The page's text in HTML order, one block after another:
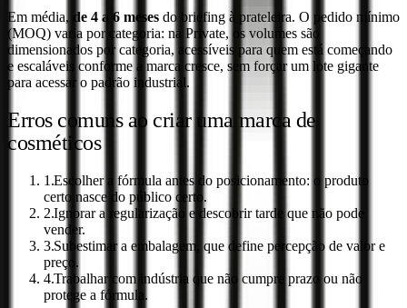
Em média, de 4 a 6 meses do briefing à prateleira. O pedido mínimo
(MOQ) varia por categoria: na Private, os volumes são
dimensionados por categoria, acessíveis para quem está começando
e escaláveis conforme a marca cresce, sem forçar um lote gigante
para acessar o padrão industrial.
Erros comuns ao criar uma marca de
cosméticos
1 .Escolher a fórmula antes do posicionamento: o produto
certo nasce do público certo.
2.Ignorar a regularização e descobrir tarde que não pode
vender.
3.Subestimar a embalagem, que define percepção de valor e
preço.
4.Trabalhar com indústria que não cumpre prazo ou não
protege a fórmula.